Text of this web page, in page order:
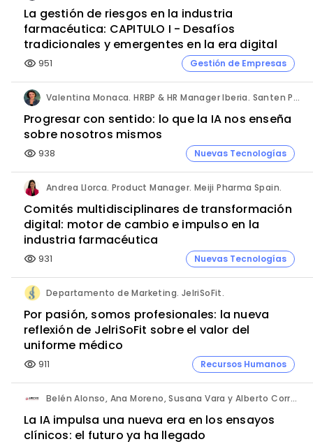
La gestión de riesgos en la industria
farmacéutica: CAPITULO I - Desafíos
tradicionales y emergentes en la era digital
visibility 951 Gestión de Empresas
Valentina Monaca. HRBP & HR Manager Iberia. Santen Pharmaceutical.
Progresar con sentido: lo que la IA nos enseña
sobre nosotros mismos
visibility 938 Nuevas Tecnologías
Andrea Llorca. Product Manager. Meiji Pharma Spain.
Comités multidisciplinares de transformación
digital: motor de cambio e impulso en la
industria farmacéutica
visibility 931 Nuevas Tecnologías
Departamento de Marketing. JelriSoFit.
Por pasión, somos profesionales: la nueva
reflexión de JelriSoFit sobre el valor del
uniforme médico
visibility 911 Recursos Humanos
Belén Alonso, Ana Moreno, Susana Vara y Alberto Corral. Apices.
La IA impulsa una nueva era en los ensayos
clínicos: el futuro ya ha llegado